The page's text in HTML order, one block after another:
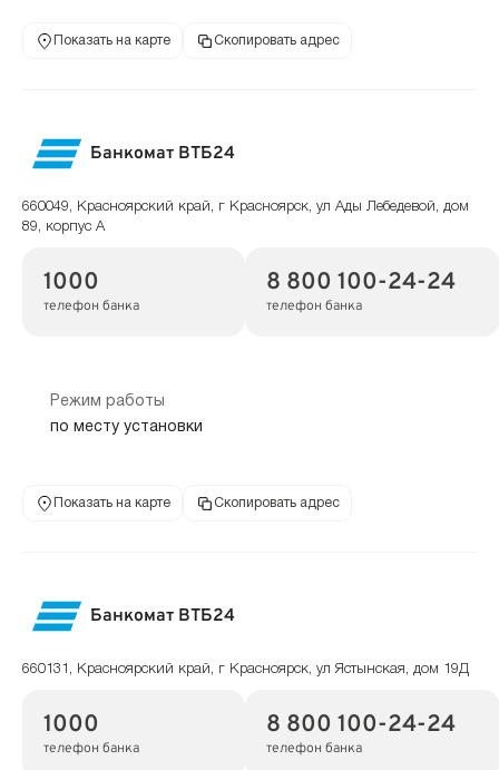
Показать на карте Скопировать адрес
Банкомат ВТБ24
660049, Красноярский край, г Красноярск, ул Ады Лебедевой, дом
89, корпус А
1000
телефон банка
8 800 100-24-24
телефон банка
Режим работы
по месту установки
Показать на карте Скопировать адрес
Банкомат ВТБ24
660131, Красноярский край, г Красноярск, ул Ястынская, дом 19Д
1000
телефон банка
8 800 100-24-24
телефон банка